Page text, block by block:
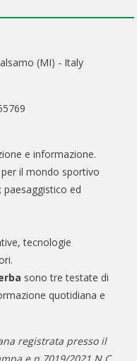
(MI) - Italy
e informazione.
il mondo sportivo
ed
tecnologie
sono tre testate di
quotidiana e
registrata presso il